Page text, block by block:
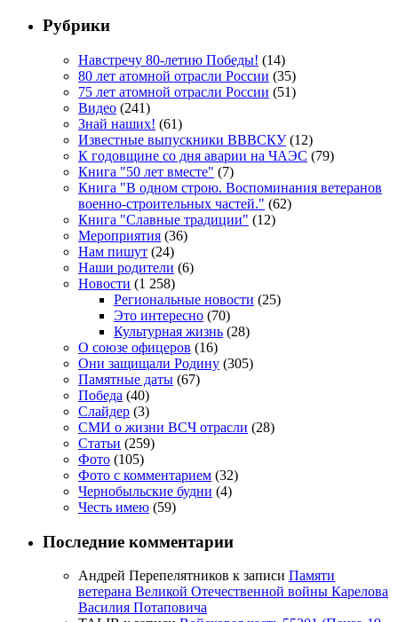
Рубрики
Навстречу 80-летию Победы! (14)
80 лет атомной отрасли России (35)
75 лет атомной отрасли России (51)
Видео (241)
Знай наших! (61)
Известные выпускники ВВВСКУ(12)
К годовщине со дня аварии на ЧАЭС (79)
Книга "50 лет вместе" (7)
Книга "В одном строю. Воспоминания ветеранов
военно-строительных частей." (62)
Книга "Славные традиции" (12)
Мероприятия (36)
Нам пишут (24)
Наши родители (6)
Новости (1 258)
Региональные новости (25)
Это интересно (70)
Культурная жизнь (28)
О союзе офицеров (16)
Они защищали Родину (305)
Памятные даты (67)
Победа (40)
Слайдер (3)
СМИ о жизни ВСЧ отрасли (28)
Статьи (259)
Фото (105)
Фото с комментарием (32)
Чернобыльские будни (4)
Честь имею (59)
Последние комментарии
Андрей Перепелятников к записи Памяти
ветерана Великой Отечественной войны Карелова
Василия Потаповича